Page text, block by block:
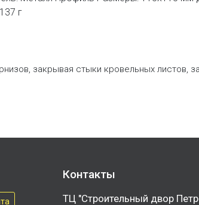
г
закрывая стыки кровельных листов,
Контакты
ТЦ "Строительный двор